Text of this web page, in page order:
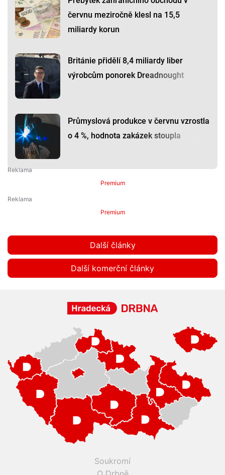
červnu meziročně klesl na 15,5
miliardy korun
Británie přidělí 8,4 miliardy liber
výrobcům ponorek Dreadnought
Průmyslová produkce v červnu vzrostla
o 4 %, hodnota zakázek stoupla
Premium
Premium
Další články
Další komerční články
Soukromí